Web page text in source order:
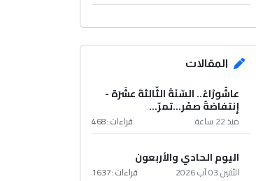
المقالات
عاشُورْاءُ.. السّنَةُ الثّالثةَ عشَرَة -
إِنتفاضةُ صفَر…تمرّ...
منذ 22 ساعة قراءات :468
اليوم الحادي والأربعون
الأثنين 03 آب 2026 قراءات :1637